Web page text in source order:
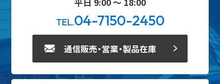
TEL.04-7150-2450
通信販売・営業・製品在庫